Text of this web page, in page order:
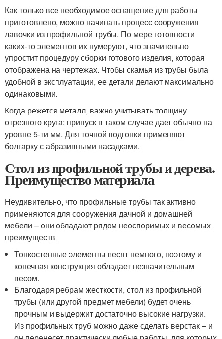
Как только все необходимое оснащение для работы
приготовлено, можно начинать процесс сооружения
лавочки из профильной трубы. По мере готовности
каких-то элементов их нумеруют, что значительно
упростит процедуру сборки готового изделия, которая
отображена на чертежах. Чтобы скамья из трубы была
удобной в эксплуатации, ее детали делают максимально
одинаковыми.
Когда режется металл, важно учитывать толщину
отрезного круга: припуск в таком случае дает обычно на
уровне 5-ти мм. Для точной подгонки применяют
болгарку с абразивными насадками.
Стол из профильной трубы и дерева.
Преимущество материала
Неудивительно, что профильные трубы так активно
применяются для сооружения дачной и домашней
мебели – они обладают рядом неоспоримых и весомых
преимуществ.
Тонкостенные элементы весят немного, поэтому и
конечная конструкция обладает незначительным
весом.
Благодаря ребрам жесткости, стол из профильной
трубы (или другой предмет мебели) будет очень
прочным и выдержит достаточно высокие нагрузки.
Из профильных труб можно даже сделать верстак – и